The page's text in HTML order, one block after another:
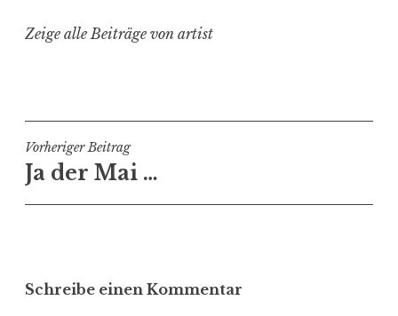
Zeige alle Beiträge von artist
Beitragsnavigation
Vorheriger Beitrag
Ja der Mai …
Schreibe einen Kommentar